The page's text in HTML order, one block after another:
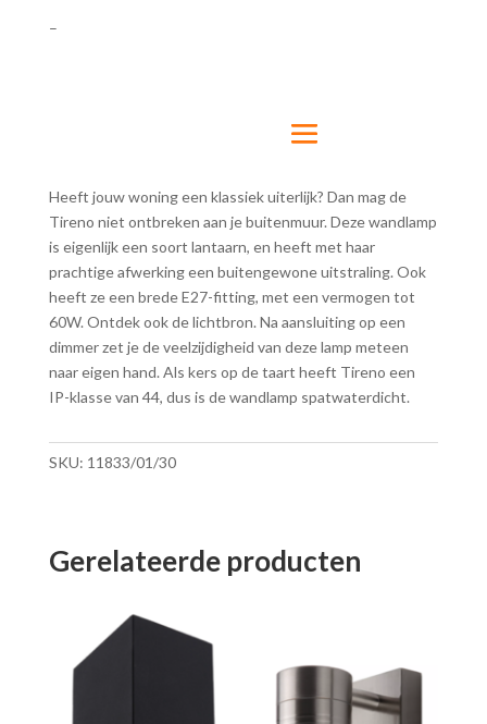
–
Heeft jouw woning een klassiek uiterlijk? Dan mag de
Tireno niet ontbreken aan je buitenmuur. Deze wandlamp
is eigenlijk een soort lantaarn, en heeft met haar
prachtige afwerking een buitengewone uitstraling. Ook
heeft ze een brede E27-fitting, met een vermogen tot
60W. Ontdek ook de lichtbron. Na aansluiting op een
dimmer zet je de veelzijdigheid van deze lamp meteen
naar eigen hand. Als kers op de taart heeft Tireno een
IP-klasse van 44, dus is de wandlamp spatwaterdicht.
SKU: 11833/01/30
Gerelateerde producten